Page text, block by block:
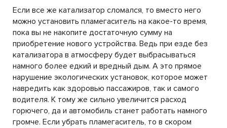
Если все же катализатор сломался, то вместо него
можно установить пламегаситель на какое-то время,
пока вы не накопите достаточную сумму на
приобретение нового устройства. Ведь при езде без
катализатора в атмосферу будет выбрасываться
намного более едкий и вредный дым. А это прямое
нарушение экологических установок, которое может
навредить как здоровью пассажиров, так и самого
водителя. К тому же сильно увеличится расход
горючего, да и автомобиль станет работать намного
громче. Если убрать пламегаситель, то в скором